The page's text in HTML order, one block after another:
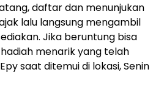
daftar dan menunjukan
lalu langsung mengambil
Jika beruntung bisa
menarik yang telah
saat ditemui di lokasi, Senin